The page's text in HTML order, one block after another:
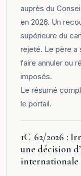
auprès du
en 2026. Un
supérieure du
rejeté. Le père a
faire annuler ou
imposés.
Le résumé
le portail.
1C_62/2026 :
une décision
internationale